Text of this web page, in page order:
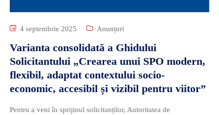
4 septembrie 2025 Anunțuri
Varianta consolidată a Ghidului
Solicitantului „Crearea unui SPO modern,
flexibil, adaptat contextului socio-
economic, accesibil și vizibil pentru viitor”
Pentru a veni în sprijinul solicitanților, Autoritatea de